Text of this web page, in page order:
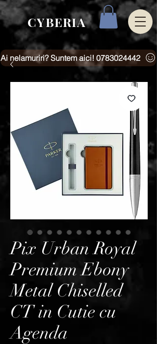
CYBERIA
Ai nelamuriri? Suntem aici! 0783024442
Pix Urban Royal
Premium Ebony
Metal Chiselled
CT in Cutie cu
Agenda